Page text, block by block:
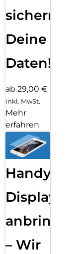
sichern
Deine
Daten!
ab 29,00 €
inkl. MwSt.
Mehr
erfahren
Handy
Displayfolie
anbringen
– Wir